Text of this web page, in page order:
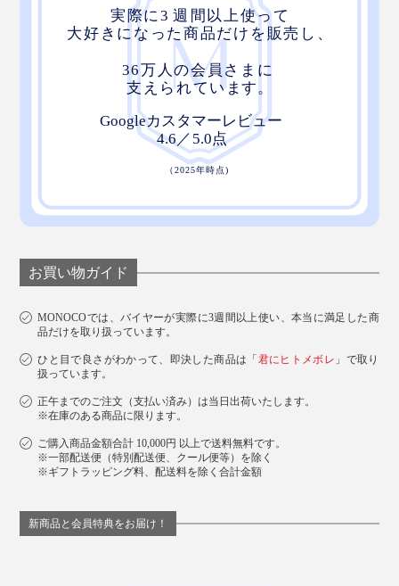
お買い物ガイド
MONOCOでは、バイヤーが実際に3週間以上使い、本当に満足した商
品だけを取り扱っています。
ひと目で良さがわかって、即決した商品は「 君にヒトメボレ 」で取り
扱っています。
正午までのご注文（支払い済み）は当日出荷いたします。
※在庫のある商品に限ります。
ご購入商品金額合計 10,000円 以上で送料無料です。
※一部配送便（特別配送便、クール便等）を除く
※ギフトラッピング料、配送料を除く合計金額
新商品と会員特典をお届け！